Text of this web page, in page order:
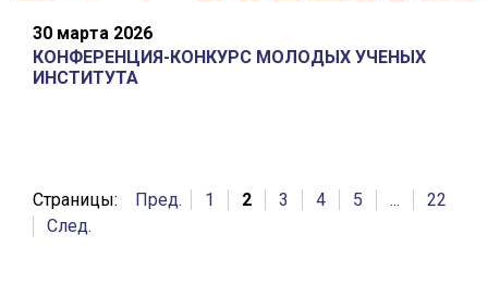
30 марта 2026
КОНФЕРЕНЦИЯ-КОНКУРС МОЛОДЫХ УЧЕНЫХ
ИНСТИТУТА
Страницы: Пред. 1 2 3 4 5 ...
22
След.